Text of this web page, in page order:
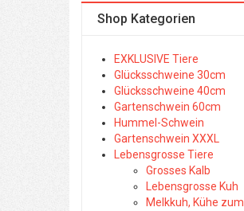
Shop Kategorien
EXKLUSIVE Tiere
Glücksschweine 30cm
Glücksschweine 40cm
Gartenschwein 60cm
Hummel-Schwein
Gartenschwein XXXL
Lebensgrosse Tiere
Grosses Kalb
Lebensgrosse Kuh
Melkkuh, Kühe zum